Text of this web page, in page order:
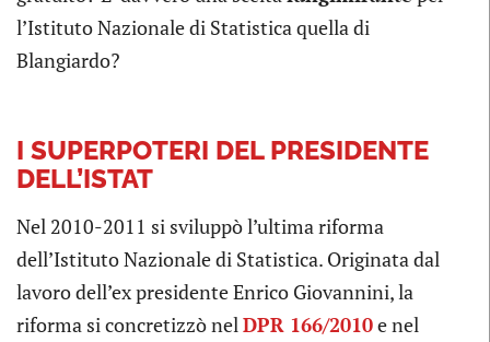
l’Istituto Nazionale di Statistica quella di
Blangiardo?
I SUPERPOTERI DEL PRESIDENTE
DELL’ISTAT
Nel 2010-2011 si sviluppò l’ultima riforma
dell’Istituto Nazionale di Statistica. Originata dal
lavoro dell’ex presidente Enrico Giovannini, la
riforma si concretizzò nel DPR 166/2010e nel